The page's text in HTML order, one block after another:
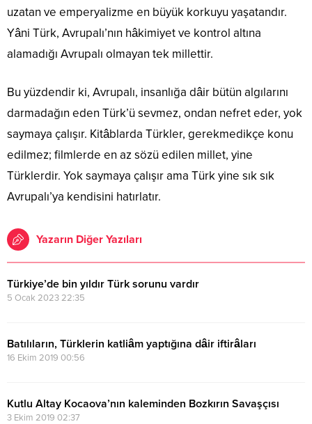
uzatan ve emperyalizme en büyük korkuyu yaşatandır.
Yâni Türk, Avrupalı’nın hâkimiyet ve kontrol altına
alamadığı Avrupalı olmayan tek millettir.
Bu yüzdendir ki, Avrupalı, insanlığa dâir bütün algılarını
darmadağın eden Türk’ü sevmez, ondan nefret eder, yok
saymaya çalışır. Kitâblarda Türkler, gerekmedikçe konu
edilmez; filmlerde en az sözü edilen millet, yine
Türklerdir. Yok saymaya çalışır ama Türk yine sık sık
Avrupalı’ya kendisini hatırlatır.
Yazarın Diğer Yazıları
Türkiye’de bin yıldır Türk sorunu vardır
5 Ocak 2023 22:35
Batılıların, Türklerin katliâm yaptığına dâir iftirâları
16 Ekim 2019 00:56
Kutlu Altay Kocaova’nın kaleminden Bozkırın Savaşçısı
3 Ekim 2019 02:37